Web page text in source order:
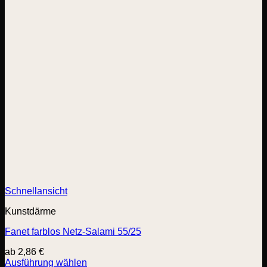
Schnellansicht
Kunstdärme
Fanet farblos Netz-Salami 55/25
ab 2,86 €
Ausführung wählen